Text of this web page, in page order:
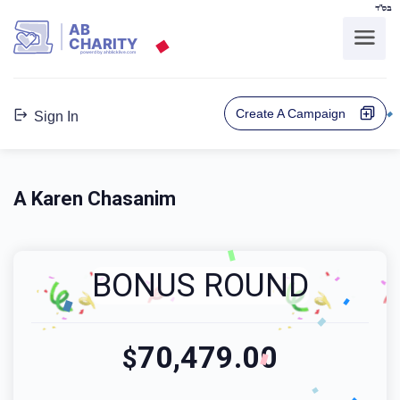
בס"ד
AB
CHARITY
powerd by ahblicklive.com
Sign In Create A Campaign
A Karen Chasanim
BONUS ROUND
$70,479.00